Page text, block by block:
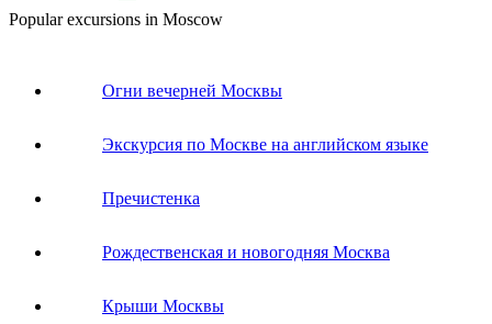
Popular excursions in Moscow
Огни вечерней Москвы
Экскурсия по Москве на английском языке
Пречистенка
Рождественская и новогодняя Москва
Крыши Москвы